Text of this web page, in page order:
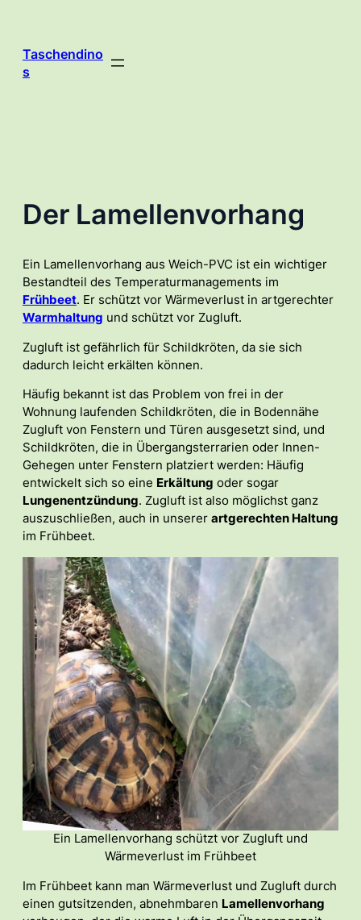
springen
Taschendino
s
Der Lamellenvorhang
Ein Lamellenvorhang aus Weich-PVC ist ein wichtiger
Bestandteil des Temperaturmanagements im
Frühbeet. Er schützt vor Wärmeverlust in artgerechter
Warmhaltung und schützt vor Zugluft.
Zugluft ist gefährlich für Schildkröten, da sie sich
dadurch leicht erkälten können.
Häufig bekannt ist das Problem von frei in der
Wohnung laufenden Schildkröten, die in Bodennähe
Zugluft von Fenstern und Türen ausgesetzt sind, und
Schildkröten, die in Übergangsterrarien oder Innen-
Gehegen unter Fenstern platziert werden: Häufig
entwickelt sich so eine Erkältung oder sogar
Lungenentzündung. Zugluft ist also möglichst ganz
auszuschließen, auch in unserer artgerechten Haltung
im Frühbeet.
Ein Lamellenvorhang schützt vor Zugluft und
Wärmeverlust im Frühbeet
Im Frühbeet kann man Wärmeverlust und Zugluft durch
einen gutsitzenden, abnehmbaren Lamellenvorhang